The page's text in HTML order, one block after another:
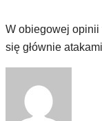
W obiegowej opinii
się głównie